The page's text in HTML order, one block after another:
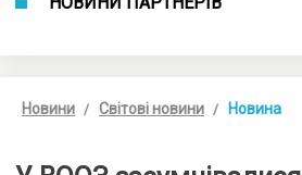
Новини Світові новини Новина